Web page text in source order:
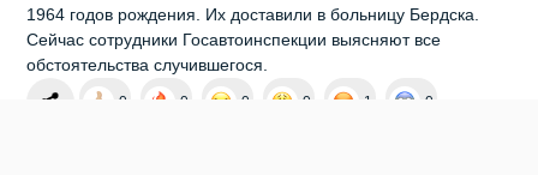
1964 годов рождения. Их доставили в больницу Бердска.
Сейчас сотрудники Госавтоинспекции выясняют все
обстоятельства случившегося.
0 0 0 0 1 0